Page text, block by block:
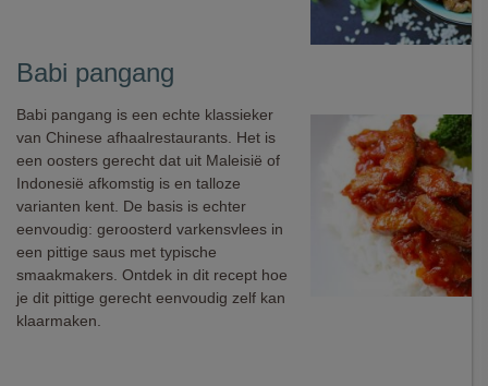
Babi pangang
Babi pangang is een echte klassieker
van Chinese afhaalrestaurants. Het is
een oosters gerecht dat uit Maleisië of
Indonesië afkomstig is en talloze
varianten kent. De basis is echter
eenvoudig: geroosterd varkensvlees in
een pittige saus met typische
smaakmakers. Ontdek in dit recept hoe
je dit pittige gerecht eenvoudig zelf kan
klaarmaken.